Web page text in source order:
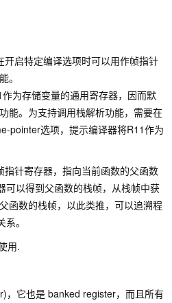
启特定编译选项时可以用作帧指针
。
为存储变量的通用寄存器，因而默
能。为支持调用栈解析功能，需要在
pointer选项，提示编译器将R11作为
针寄存器，指向当前函数的父函数
可以得到父函数的栈帧，从栈帧中获
函数的栈帧，以此类推，可以追溯程
。
用.
，它也是 banked register，而且所有